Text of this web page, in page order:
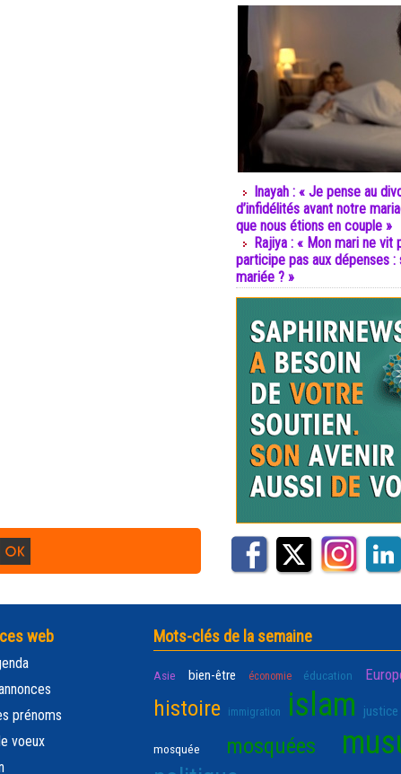
Inayah : « Je pense au
d’infidélités avant notre
que nous étions en couple »
Rajiya : « Mon mari ne vit
participe pas aux dépenses
mariée ? »
web
prénoms
voeux
Mots-clés de la semaine
Asie bien-être économie éducation
histoire immigration islam justice
mosquée mosquées